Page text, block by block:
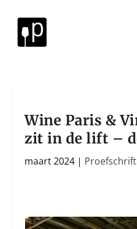
Wine Paris &
zit in de lift –
maart 2024 | Proefschrift